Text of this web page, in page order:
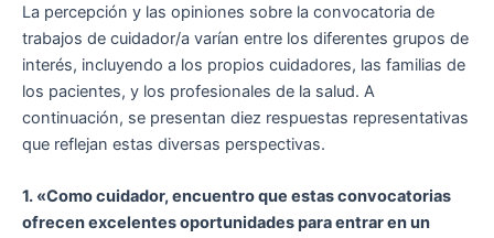
La percepción y las opiniones sobre la convocatoria de
trabajos de cuidador/a varían entre los diferentes grupos de
interés, incluyendo a los propios cuidadores, las familias de
los pacientes, y los profesionales de la salud. A
continuación, se presentan diez respuestas representativas
que reflejan estas diversas perspectivas.
1. «Como cuidador, encuentro que estas convocatorias
ofrecen excelentes oportunidades para entrar en un